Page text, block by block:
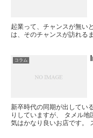
起業って、チャンスが無い
は、そのチャンスが訪れる
コラム
新卒時代の同期が出してい
りしていますが、 タメル
気はかなり良いお店です。